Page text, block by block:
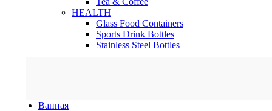
HEALTH
Glass Food Containers
Sports Drink Bottles
Stainless Steel Bottles
Ванная